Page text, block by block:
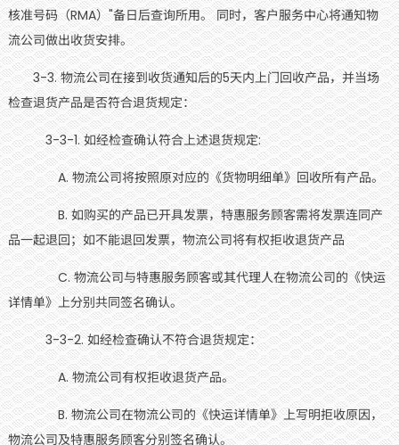
核准号码（RMA）"备日后查询所用。 同时，客户服务中心将通知物
流公司做出收货安排。
3-3. 物流公司在接到收货通知后的5天内上门回收产品，并当场
检查退货产品是否符合退货规定：
3-3-1. 如经检查确认符合上述退货规定:
A. 物流公司将按照原对应的《货物明细单》回收所有产品。
B. 如购买的产品已开具发票，特惠服务顾客需将发票连同产
品一起退回；如不能退回发票，物流公司将有权拒收退货产品
C. 物流公司与特惠服务顾客或其代理人在物流公司的《快运
详情单》上分别共同签名确认。
3-3-2. 如经检查确认不符合退货规定：
A. 物流公司有权拒收退货产品。
B. 物流公司在物流公司的《快运详情单》上写明拒收原因，
物流公司及特惠服务顾客分别签名确认。